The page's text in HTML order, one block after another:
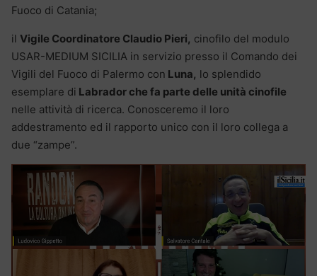
Fuoco di Catania;
il Vigile Coordinatore Claudio Pieri, cinofilo del modulo
USAR-MEDIUM SICILIA in servizio presso il Comando dei
Vigili del Fuoco di Palermo con Luna, lo splendido
esemplare di Labrador che fa parte delle unità cinofile
nelle attività di ricerca. Conosceremo il loro
addestramento ed il rapporto unico con il loro collega a
due “zampe”.